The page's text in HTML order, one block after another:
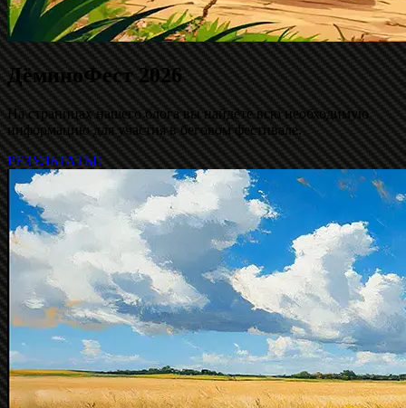
ДёминоФест 2026
На страницах нашего блога вы найдёте всю необходимую
информацию для участия в беговом фестивале.
РЕЗУЛЬТАТЫ!